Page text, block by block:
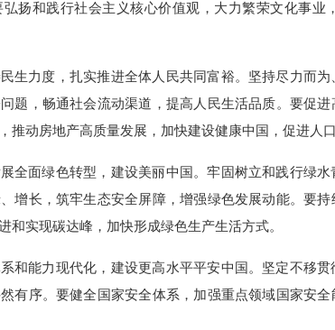
扬和践行社会主义核心价值观，大力繁荣文化事业
生力度，扎实推进全体人民共同富裕。坚持尽力而
题，畅通社会流动渠道，提高人民生活品质。要促
推动房地产高质量发展，加快建设健康中国，促进人
全面绿色转型，建设美丽中国。牢固树立和践行绿
增长，筑牢生态安全屏障，增强绿色发展动能。要
和实现碳达峰，加快形成绿色生产生活方式。
和能力现代化，建设更高水平平安中国。坚定不移
有序。要健全国家安全体系，加强重点领域国家安